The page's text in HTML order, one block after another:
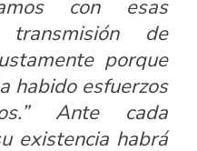
con esas
de
porque
habido esfuerzos
Ante cada
existencia habrá